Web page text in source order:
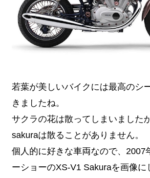
若葉が美しいバイクには最高のシ
きましたね。
サクラの花は散ってしまいました
sakuraは散ることがありません。
個人的に好きな車両なので、2007
ーショーのXS-V1 Sakuraを画像に